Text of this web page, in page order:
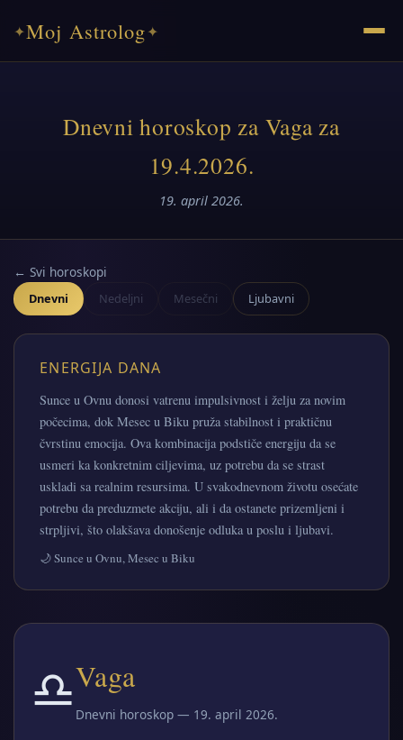
✦Moj Astrolog✦
Dnevni horoskop za Vaga za
19.4.2026.
19. april 2026.
← Svi horoskopi
Dnevni Nedeljni Mesečni Ljubavni
ENERGIJA DANA
Sunce u Ovnu donosi vatrenu impulsivnost i želju za novim
počecima, dok Mesec u Biku pruža stabilnost i praktičnu
čvrstinu emocija. Ova kombinacija podstiče energiju da se
usmeri ka konkretnim ciljevima, uz potrebu da se strast
uskladi sa realnim resursima. U svakodnevnom životu osećate
potrebu da preduzmete akciju, ali i da ostanete prizemljeni i
strpljivi, što olakšava donošenje odluka u poslu i ljubavi.
🌙 Sunce u Ovnu, Mesec u Biku
♎Vaga
Dnevni horoskop — 19. april 2026.